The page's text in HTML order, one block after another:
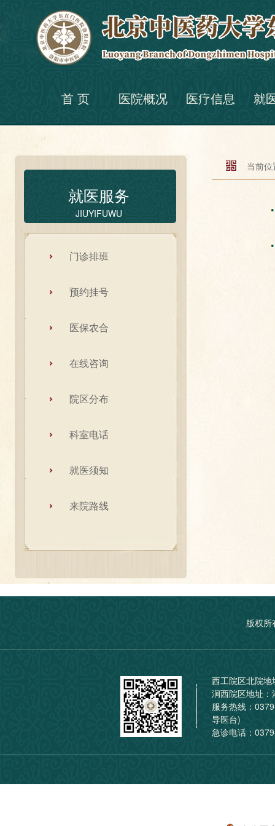
首 页 医院概况 医疗信息 就
就医服务
JIUYIFUWU
门诊排班
预约挂号
医保农合
在线咨询
院区分布
科室电话
就医须知
来院路线
当前位
版权所
西工院区北院
涧西院区地址
服务热线：
导医台)
急诊电话：